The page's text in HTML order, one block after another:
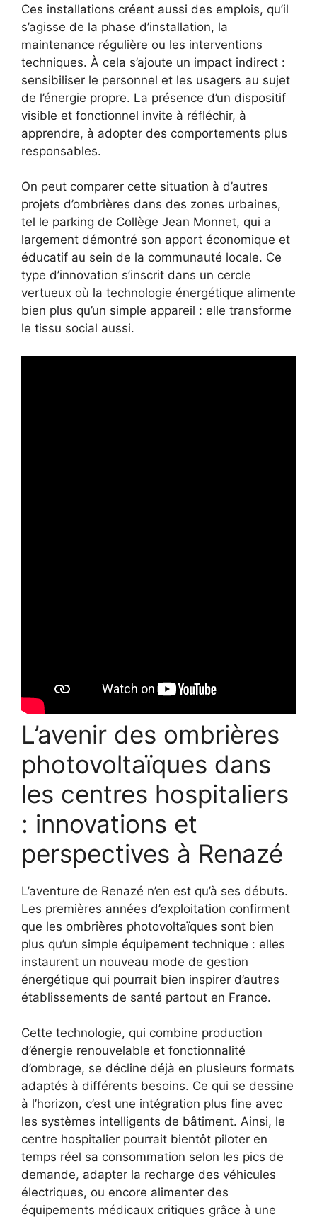
Ces installations créent aussi des emplois, qu’il
s’agisse de la phase d’installation, la
maintenance régulière ou les interventions
techniques. À cela s’ajoute un impact indirect :
sensibiliser le personnel et les usagers au sujet
de l’énergie propre. La présence d’un dispositif
visible et fonctionnel invite à réfléchir, à
apprendre, à adopter des comportements plus
responsables.
On peut comparer cette situation à d’autres
projets d’ombrières dans des zones urbaines,
tel le parking de Collège Jean Monnet, qui a
largement démontré son apport économique et
éducatif au sein de la communauté locale. Ce
type d’innovation s’inscrit dans un cercle
vertueux où la technologie énergétique alimente
bien plus qu’un simple appareil : elle transforme
le tissu social aussi.
L’avenir des ombrières
photovoltaïques dans
les centres hospitaliers
: innovations et
perspectives à Renazé
L’aventure de Renazé n’en est qu’à ses débuts.
Les premières années d’exploitation confirment
que les ombrières photovoltaïques sont bien
plus qu’un simple équipement technique : elles
instaurent un nouveau mode de gestion
énergétique qui pourrait bien inspirer d’autres
établissements de santé partout en France.
Cette technologie, qui combine production
d’énergie renouvelable et fonctionnalité
d’ombrage, se décline déjà en plusieurs formats
adaptés à différents besoins. Ce qui se dessine
à l’horizon, c’est une intégration plus fine avec
les systèmes intelligents de bâtiment. Ainsi, le
centre hospitalier pourrait bientôt piloter en
temps réel sa consommation selon les pics de
demande, adapter la recharge des véhicules
électriques, ou encore alimenter des
équipements médicaux critiques grâce à une